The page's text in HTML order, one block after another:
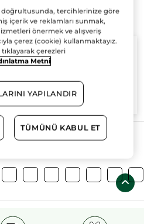
bitkisel
tarım sahası
Keşfedin!
doğrultusunda, tercihlerinize göre
içerik ve reklamları sunmak,
önermek ve alışveriş
çerez (cookie) kullanmaktayız.
tıklayarak çerezleri
Metni
YAPILANDIR
TÜMÜNÜ KABUL ET